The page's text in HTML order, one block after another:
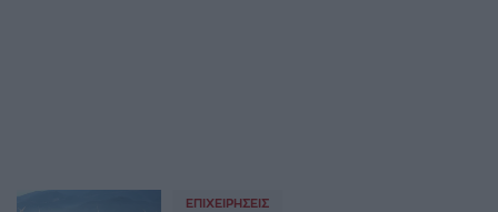
ΕΠΙΧΕΙΡΉΣΕΙΣ